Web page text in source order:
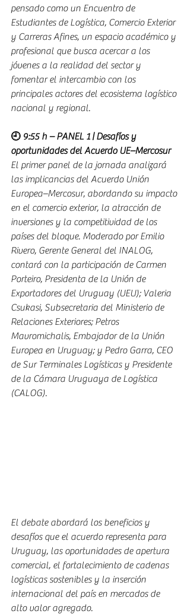
pensado como un Encuentro de
Estudiantes de Logística, Comercio Exterior
y Carreras Afines, un espacio académico y
profesional que busca acercar a los
jóvenes a la realidad del sector y
fomentar el intercambio con los
principales actores del ecosistema logístico
nacional y regional.
🕘 9:55 h – PANEL 1 | Desafíos y
oportunidades del Acuerdo UE–Mercosur
El primer panel de la jornada analizará
las implicancias del Acuerdo Unión
Europea–Mercosur, abordando su impacto
en el comercio exterior, la atracción de
inversiones y la competitividad de los
países del bloque. Moderado por Emilio
Rivero, Gerente General del INALOG,
contará con la participación de Carmen
Porteiro, Presidenta de la Unión de
Exportadores del Uruguay (UEU); Valeria
Csukasi, Subsecretaria del Ministerio de
Relaciones Exteriores; Petros
Mavromichalis, Embajador de la Unión
Europea en Uruguay; y Pedro Garra, CEO
de Sur Terminales Logísticas y Presidente
de la Cámara Uruguaya de Logística
(CALOG).
El debate abordará los beneficios y
desafíos que el acuerdo representa para
Uruguay, las oportunidades de apertura
comercial, el fortalecimiento de cadenas
logísticas sostenibles y la inserción
internacional del país en mercados de
alto valor agregado.